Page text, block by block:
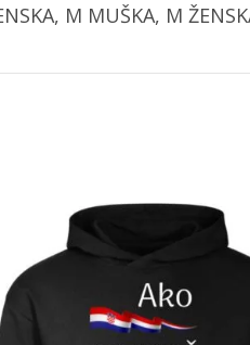
M MUŠKA, M